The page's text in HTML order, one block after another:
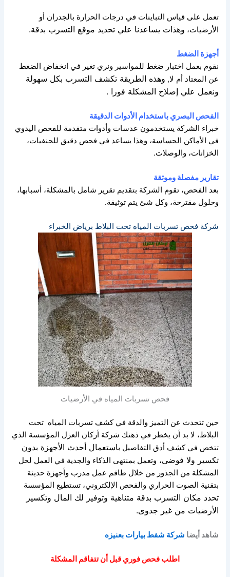
تعمل على قياس التباينات في درجات الحرارة بالجدران أو
الأرضيات، وهذات يساعدنا علي تحديد موقع التسرب بدقة.
أجهزة الضغط
نقوم بعمل اختبار ضغط للمواسير ونري تغير في انخفاض الضغط
عن المعتاد أم لا, وهذه الطريقة تكشف التسرب بكل سهولة
ونعمل علي إصلاح المشكلة فورا .
الفحص البصري باستخدام الأدوات الدقيقة
خبراء الشركة يستخدمون عدسات وأدوات متقدمة للفحص اليدوي
في الأماكن الحساسة، وهذا يساعد في فحص دقيق للحنفيات،
الخزانات، والوصلات.
تقارير مفصلة وموثقة
بعد الفحص، تقوم الشركة بتقديم تقرير شامل بالمشكلة، أسبابها،
وحلول مقترحة، وكل شئ يتم توثيقة.
شركة فحص تسربات المياه تحت البلاط برياض الخبراء
فحص تسربات المياه في الأرضيات
حين تتحدث عن التميز والدقة في كشف تسربات المياهتحت
البلاط، لا بد أن يخطر في ذهنك شركة أركان العزل المؤسسة الذي
تتخص في كشف أدق التفاصيل باستعمال أحدث الأجهزة بدون
تكسير ولا فوضى، وتعمل بمنتهى الذكاء والجدية في العمل لحل
المشكلة من الجذور من خلال طاقم عمل مدرب وأجهزةحديثة
بتقنية الصوت الحراري والفحص الإلكتروني،تستطيع المؤسسة
تحدد مكان التسرب بدقة متناهية وتوفير لك المال وتكسير
الأرضيات من غير جدوى.
شاهد أيضا شركة شفط بيارات بعنيزه
اطلب فحص فوري قبل أن تتفاقم المشكلة